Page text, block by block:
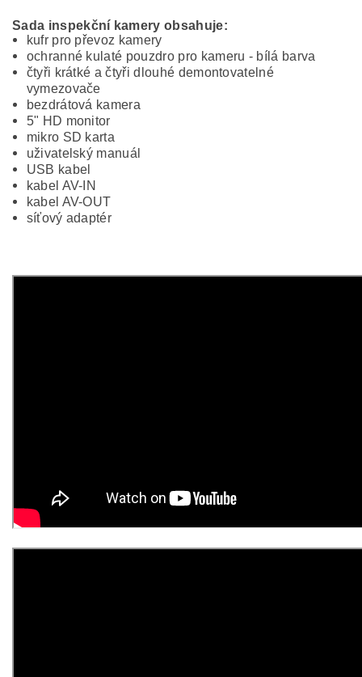
Sada inspekční kamery obsahuje:
kufr pro převoz kamery
ochranné kulaté pouzdro pro kameru - bílá barva
čtyři krátké a čtyři dlouhé demontovatelné
vymezovače
bezdrátová kamera
5" HD monitor
mikro SD karta
uživatelský manuál
USB kabel
kabel AV-IN
kabel AV-OUT
síťový adaptér